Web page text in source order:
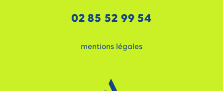
02 85 52 99 54
mentions légales